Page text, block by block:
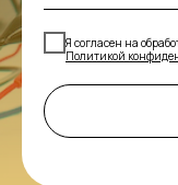
Я согласен на
Политикой